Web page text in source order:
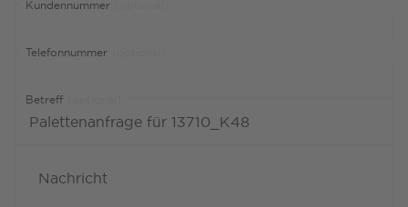
Kundennummer
Telefonnummer
Betreff